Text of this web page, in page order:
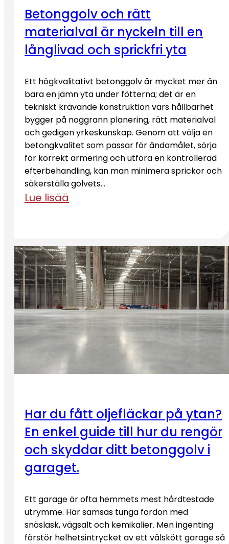
Betonggolv och rätt
materialval är nyckeln till en
långlivad och sprickfri yta
Ett högkvalitativt betonggolv är mycket mer än
bara en jämn yta under fötterna; det är en
tekniskt krävande konstruktion vars hållbarhet
bygger på noggrann planering, rätt materialval
och gedigen yrkeskunskap. Genom att välja en
betongkvalitet som passar för ändamålet, sörja
för korrekt armering och utföra en kontrollerad
efterbehandling, kan man minimera sprickor och
säkerställa golvets…
Lue lisää
Har du fått oljefläckar på ytan?
En enkel guide till hur du rengör
och skyddar ditt betonggolv i
garaget.
Ett garage är ofta hemmets mest hårdtestade
utrymme. Här samsas tunga fordon med
snöslask, vägsalt och kemikalier. Men ingenting
förstör helhetsintrycket av ett välskött garage så